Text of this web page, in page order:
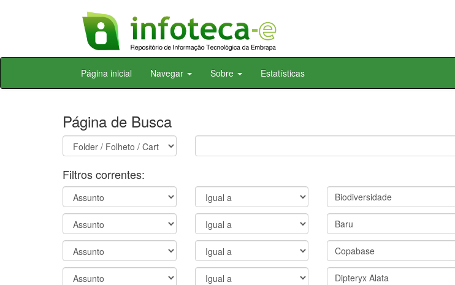
Skip
Página inicial Navegar Sobre Estatísticas
Página de Busca
Filtros correntes: